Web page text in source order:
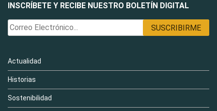
INSCRÍBETE Y RECIBE NUESTRO BOLETÍN DIGITAL
Actualidad
Historias
Sostenibilidad